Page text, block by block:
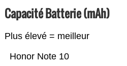
Capacité Batterie (mAh)
Plus élevé = meilleur
Honor Note 10